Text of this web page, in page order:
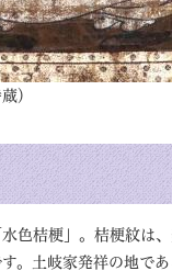
）
色桔梗」。桔梗紋は
。土岐家発祥の地で